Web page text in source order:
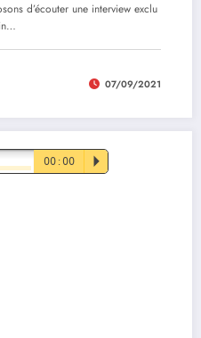
d’écouter une interview exclu
07/09/2021
00:00 P